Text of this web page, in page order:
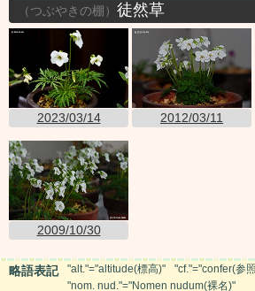
（つぶやきの棚） 徒然草
2023/03/14 2012/03/11
2009/10/30
略語表記 "alt."="altitude(標高)" "cf."="confer(参
"nom. nud."="Nomen nudum(裸名)"